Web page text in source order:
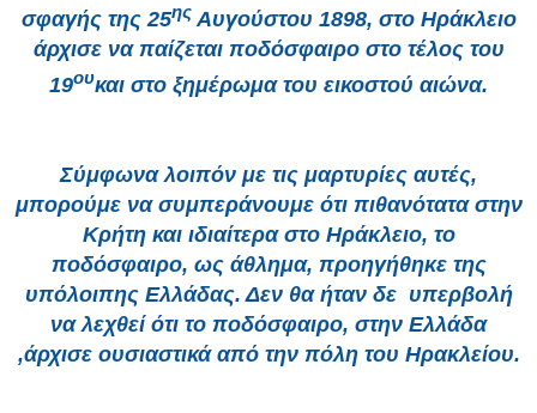
σφαγής της 25ης Αυγούστου 1898, στο Ηράκλειο
άρχισε να παίζεται ποδόσφαιρο στο τέλος του
19ουκαι στο ξημέρωμα του εικοστού αιώνα.
Σύμφωνα λοιπόν με τις μαρτυρίες αυτές,
μπορούμε να συμπεράνουμε ότι πιθανότατα στην
Κρήτη και ιδιαίτερα στο Ηράκλειο, το
ποδόσφαιρο, ως άθλημα, προηγήθηκε της
υπόλοιπης Ελλάδας. Δεν θα ήταν δε υπερβολή
να λεχθεί ότι το ποδόσφαιρο, στην Ελλάδα
,άρχισε ουσιαστικά από την πόλη του Ηρακλείου.